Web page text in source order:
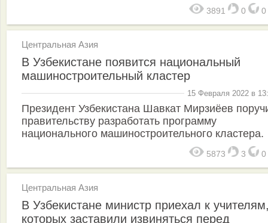
3891 0 0
Центральная Азия
В Узбекистане появится национальный
машиностроительный кластер
15 Февраля 2022 в
Президент Узбекистана Шавкат Мирзиёев
правительству разработать программу
национального машиностроительного кластера.
5873 3 0
Центральная Азия
В Узбекистане министр приехал к
которых заставили извиняться перед